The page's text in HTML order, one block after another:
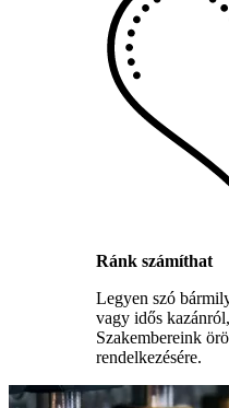
Ránk számíthat
Legyen szó
vagy idős
Szakembereink
rendelkezésére.